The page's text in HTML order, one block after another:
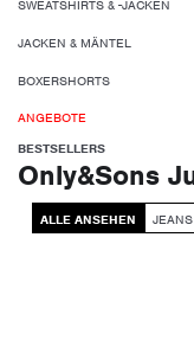
SWEATSHIRTS & -JACKEN
JACKEN & MÄNTEL
BOXERSHORTS
ANGEBOTE
BESTSELLERS
Only&Sons
ALLE ANSEHEN JEANS